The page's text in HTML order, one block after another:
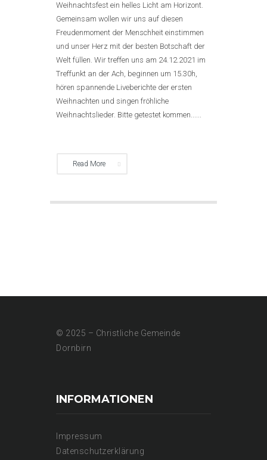
Weihnachtsfest ein helles Licht am Horizont.
Gemeinsam wollen wir uns auf diesen
Freudenmoment der Menschheit einstimmen
und unser Herz mit der besten Botschaft der
Welt füllen. Wir treffen uns am 24.12.2021 im
Treffunkt an der Ach, beginnen um 15.30h,
hören spannende Liveberichte der ersten
Weihnachten und singen fröhliche
Weihnachtslieder. Bitte getestet kommen......
Read More
© 2025 – Christliche Gemeinde
Dornbirn
INFORMATIONEN
Impressum
Datenschutzerklärung